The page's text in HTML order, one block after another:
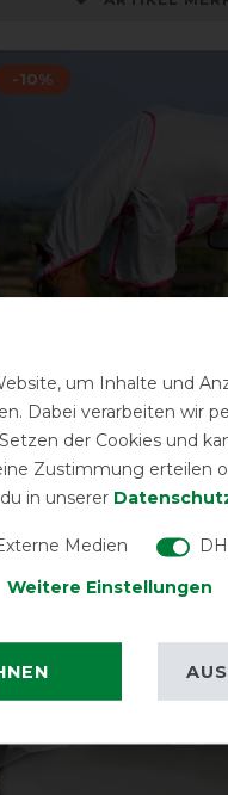
Neu
-10%
Bucas Buzz-Off X
um Inhalte und
Dabei verarbeiten wir
der Cookies und
Zustimmung erteilen
in unserer
Medien
Weitere Einstellungen